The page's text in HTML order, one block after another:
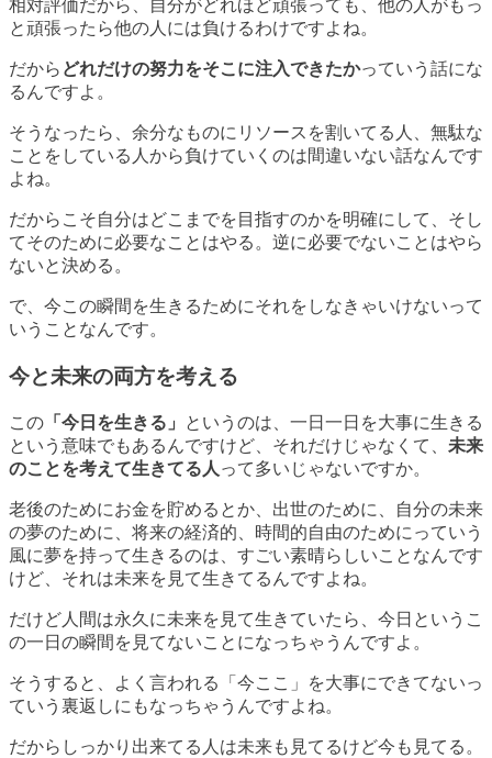
相対評価だから、自分がどれほど頑張っても、他の人がもっ
と頑張ったら他の人には負けるわけですよね。
だから どれだけの努力をそこに注入できたかっていう話にな
るんですよ。
そうなったら、余分なものにリソースを割いてる人、無駄な
ことをしている人から負けていくのは間違いない話なんです
よね。
だからこそ自分はどこまでを目指すのかを明確にして、そし
てそのために必要なことはやる。逆に必要でないことはやら
ないと決める。
で、 今この瞬間を生きるためにそれをしなきゃいけないって
いうことなんです。
今と未来の両方を考える
この 「今日を生きる」
というのは、一日一日を大事に生きる
という意味でもあるんですけど、それだけじゃなくて、 未来
のことを考えて生きてる人 って多いじゃないですか。
老後のためにお金を貯めるとか、出世のために、自分の未来
の夢のために、将来の経済的、時間的自由のためにっていう
風に夢を持って生きるのは、すごい素晴らしいことなんです
けど、それは未来を見て生きてるんですよね。
だけど 人間は永久に未来を見て生きていたら、今日というこ
の一日の瞬間を見てないことになっちゃうんですよ。
そうすると、よく言われる「今ここ」を大事にできてないっ
ていう裏返しにもなっちゃうんですよね。
だからしっかり出来てる人は未来も見てるけど今も見てる。